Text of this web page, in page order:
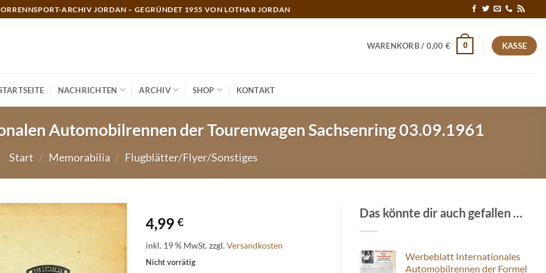
ARCHIV JORDAN – GEGRÜNDET 1955 VON LOTHAR JORDAN
WARENKORB / 0,00 € 0 KASSE
NACHRICHTEN ARCHIV SHOP KONTAKT
Automobilrennen der Tourenwagen Sachsenring 03.09.1961
Start / Memorabilia / Flugblätter/Flyer/Sonstiges
4,99 €
inkl. 19 % MwSt.zzgl.Versandkosten
Nicht vorrätig
Das könnte dir auch gefallen …
Werbeblatt Internationales
Automobilrennen der Formel